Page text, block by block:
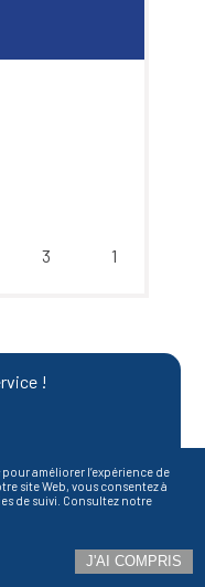
3 1
!
de confidentialité
parYMarketing
améliorer l’expérience de
site Web, vous consentez à
de suivi. Consultez notre
J'AI COMPRIS